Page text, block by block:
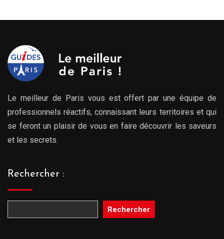
Le meilleur de Paris vous est offert par une équipe de
professionnels réactifs, connaissant leurs territoires et qui
se feront un plaisir de vous en faire découvrir les saveurs
et les secrets.
Rechercher :
Rechercher